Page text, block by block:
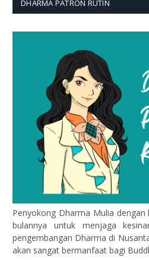
DHARMA PATRON RUTIN
Penyokong Dharma Mulia
bulannya untuk menjaga
pengembangan Dharma di
akan sangat bermanfaat bagi